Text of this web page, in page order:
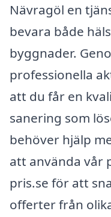
Nävragöl en
bevara både
byggnader.
professionella
att du får en
sanering som
behöver hjälp
att använda vår
pris.se för att
offerter från